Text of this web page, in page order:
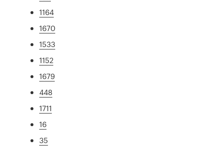
1164
1670
1533
1152
1679
448
1711
16
35